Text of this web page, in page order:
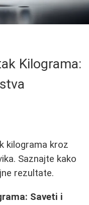
Kilograma:
kilograma kroz
Saznajte kako
rezultate.
Saveti i